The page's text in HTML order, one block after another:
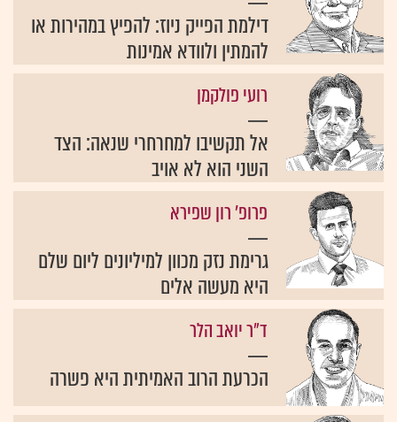
דילמת הפייק ניוז: להפיץ במהירות או
להמתין ולוודא אמינות
רועי פולקמן
אל תקשיבו למחרחרי שנאה: הצד
השני הוא לא אויב
פרופ' רון שפירא
גרימת נזק מכוון למיליונים ליום שלם
היא מעשה אלים
ד״ר יואב הלר
הכרעת הרוב האמיתית היא פשרה